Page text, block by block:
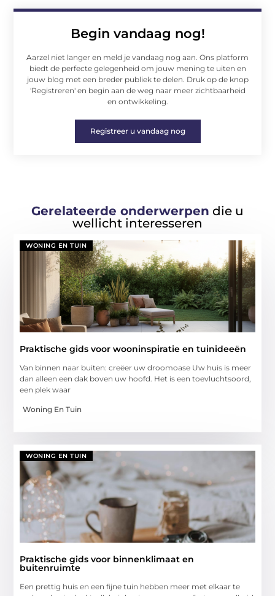
Begin vandaag nog!
Aarzel niet langer en meld je vandaag nog aan. Ons platform
biedt de perfecte gelegenheid om jouw mening te uiten en
jouw blog met een breder publiek te delen. Druk op de knop
'Registreren' en begin aan de weg naar meer zichtbaarheid
en ontwikkeling.
Registreer u vandaag nog
Gerelateerde onderwerpen die u
wellicht interesseren
WONING EN TUIN
Praktische gids voor wooninspiratie en tuinideeën
Van binnen naar buiten: creëer uw droomoase Uw huis is meer
dan alleen een dak boven uw hoofd. Het is een toevluchtsoord,
een plek waar
Woning En Tuin
WONING EN TUIN
Praktische gids voor binnenklimaat en
buitenruimte
Een prettig huis en een fijne tuin hebben meer met elkaar te